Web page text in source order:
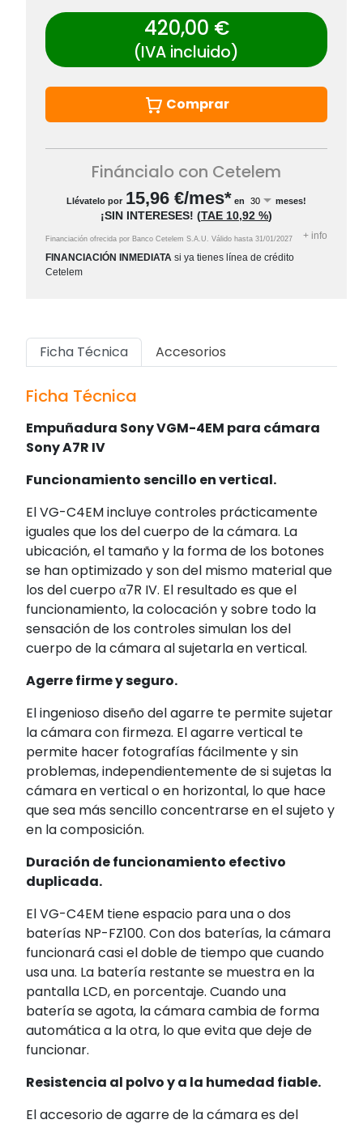
420,00 €
(IVA incluido)
Comprar
Fináncialo con Cetelem
Llévatelo por 15,96 €/mes* en meses!
¡SIN INTERESES! (TAE 10,92 %)
Financiación ofrecida por Banco Cetelem S.A.U. Válido hasta 31/01/2027 + info
FINANCIACIÓN INMEDIATA si ya tienes línea de crédito
Cetelem
Ficha Técnica Accesorios
Ficha Técnica
Empuñadura Sony VGM-4EM para cámara
Sony A7R IV
Funcionamiento sencillo en vertical.
El VG-C4EM incluye controles prácticamente
iguales que los del cuerpo de la cámara. La
ubicación, el tamaño y la forma de los botones
se han optimizado y son del mismo material que
los del cuerpo α7R IV. El resultado es que el
funcionamiento, la colocación y sobre todo la
sensación de los controles simulan los del
cuerpo de la cámara al sujetarla en vertical.
Agerre firme y seguro.
El ingenioso diseño del agarre te permite sujetar
la cámara con firmeza. El agarre vertical te
permite hacer fotografías fácilmente y sin
problemas, independientemente de si sujetas la
cámara en vertical o en horizontal, lo que hace
que sea más sencillo concentrarse en el sujeto y
en la composición.
Duración de funcionamiento efectivo
duplicada.
El VG-C4EM tiene espacio para una o dos
baterías NP-FZ100. Con dos baterías, la cámara
funcionará casi el doble de tiempo que cuando
usa una. La batería restante se muestra en la
pantalla LCD, en porcentaje. Cuando una
batería se agota, la cámara cambia de forma
automática a la otra, lo que evita que deje de
funcionar.
Resistencia al polvo y a la humedad fiable.
El accesorio de agarre de la cámara es del